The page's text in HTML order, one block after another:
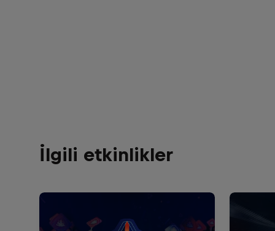
İlgili etkinlikler